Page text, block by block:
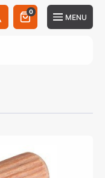
0
MENU